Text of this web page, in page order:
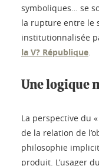
symboliques… se
la rupture entre le
institutionnalisée
la V? République.
Une logique
La perspective du
de la relation de
philosophie
produit. L’usager